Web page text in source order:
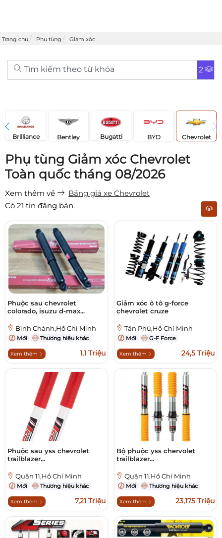
Trang chủ Phụ tùng Giảm xóc
Tìm kiếm theo từ khóa 2
Brilliance Bentley Bugatti BYD Chevrolet
Phụ tùng Giảm xóc Chevrolet
Toàn quốc tháng 08/2026
Xem thêm về
Bảng giá xe Chevrolet
Có 21 tin đăng bán.
Phuộc sau chevrolet
colorado, isuzu d-max...
Bình Chánh,Hồ Chí Minh
Mới Thương hiệu khác
Xem thêm 1,1 Triệu
Giảm xóc ô tô g-force
chevrolet cruze
Tân Phú,Hồ Chí Minh
Mới G-F Force
Xem thêm 24,5 Triệu
Phuộc sau yss chevrolet
trailblazer...
Quận 11,Hồ Chí Minh
Mới Thương hiệu khác
Xem thêm 7,21 Triệu
Bộ phuộc yss chervolet
trailblazer...
Quận 11,Hồ Chí Minh
Mới Thương hiệu khác
Xem thêm 23,175 Triệu